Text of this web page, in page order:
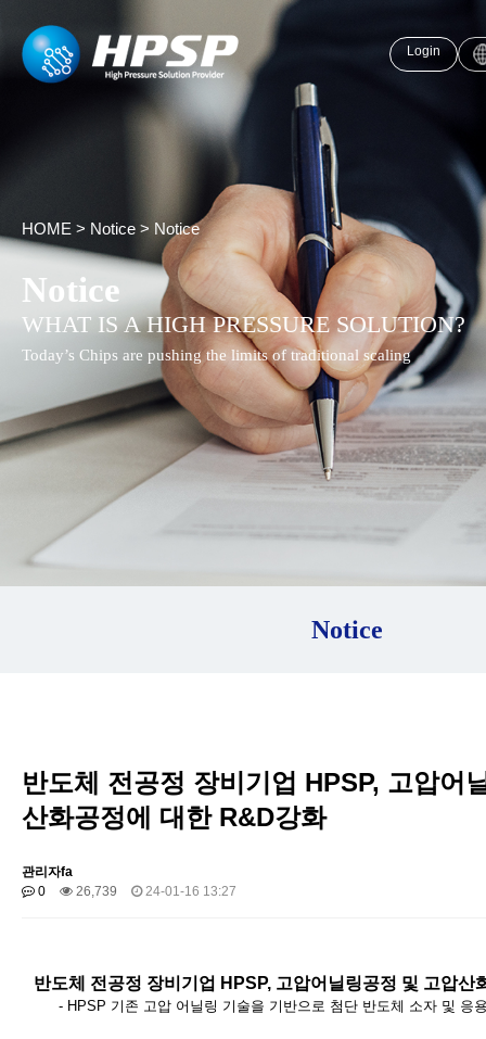
Login
HOME > Notice > Notice
Notice
WHAT IS A HIGH PRESSURE SOLUTION?
Today’s Chips are pushing the limits of traditional scaling
Notice
반도체 전공정 장비기업 HPSP, 고압어
산화공정에 대한 R&D강화
관리자fa
0
26,739 24-01-16 13:27
반도체 전공정 장비기업 HPSP, 고압어닐링공정 및 고압산
- HPSP 기존 고압 어닐링 기술을 기반으로 첨단 반도체 소자 및 응